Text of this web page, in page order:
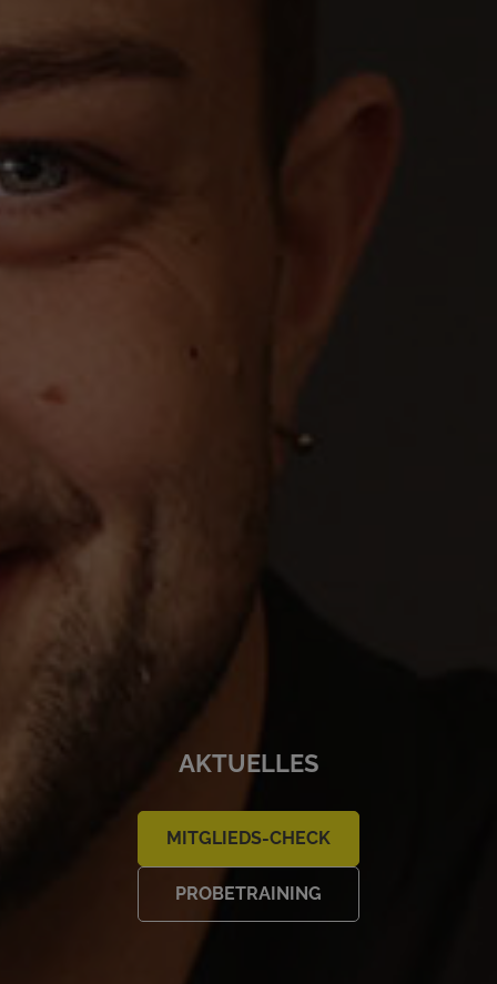
AKTUELLES
MITGLIEDS-CHECK
PROBETRAINING